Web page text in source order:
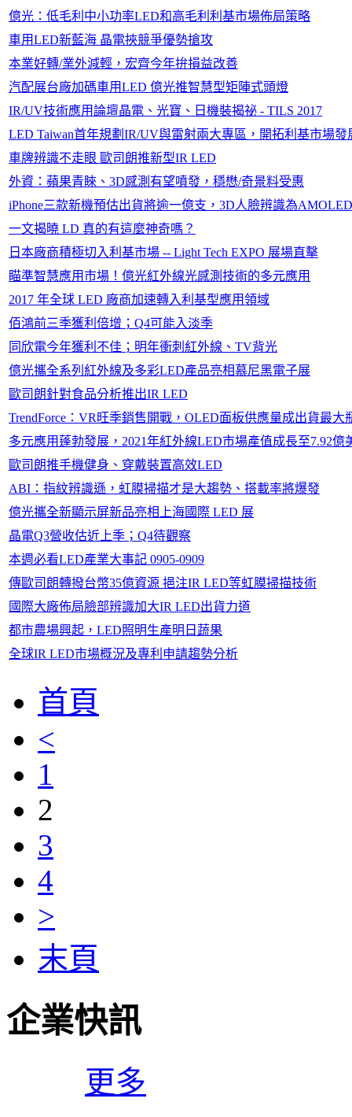
億光：低毛利中小功率LED和高毛利利基市場佈局策略
車用LED新藍海 晶電挾競爭優勢搶攻
本業好轉/業外減輕，宏齊今年拚損益改善
汽配展台廠加碼車用LED 億光推智慧型矩陣式頭燈
IR/UV技術應用論壇晶電、光寶、日機裝揭祕 - TILS 2017
LED Taiwan首年規劃IR/UV與雷射兩大專區，開拓利基市場發
車牌辨識不走眼 歐司朗推新型IR LED
外資：蘋果青睞、3D感測有望噴發，穩懋/奇景料受惠
iPhone三款新機預估出貨將逾一億支，3D人臉辨識為
一文揭曉 LD 真的有這麼神奇嗎？
日本廠商積極切入利基市場 -- Light Tech EXPO 展場直擊
瞄準智慧應用市場！億光紅外線光感測技術的多元應用
2017 年全球 LED 廠商加速轉入利基型應用領域
佰鴻前三季獲利倍增；Q4可能入淡季
同欣電今年獲利不佳；明年衝刺紅外線、TV背光
億光攜全系列紅外線及多彩LED產品亮相慕尼黑電子展
歐司朗針對食品分析推出IR LED
TrendForce：VR旺季銷售開戰，OLED面板供應量成出貨最大
多元應用蓬勃發展，2021年紅外線LED市場產值成長至7.92億
歐司朗推手機健身、穿戴裝置高效LED
ABI：指紋辨識遜，虹膜掃描才是大趨勢、搭載率將爆發
億光攜全新顯示屏新品亮相上海國際 LED 展
晶電Q3營收估近上季；Q4待觀察
本週必看LED產業大事記 0905-0909
傳歐司朗轉撥台幣35億資源 挹注IR LED等虹膜掃描技術
國際大廠佈局臉部辨識加大IR LED出貨力道
都市農場興起，LED照明生產明日蔬果
全球IR LED市場概況及專利申請趨勢分析
首頁
<
1
2
3
4
>
末頁
企業快訊
更多